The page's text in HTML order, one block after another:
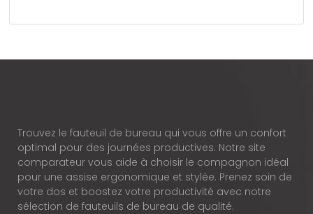
Trouvez le fauteuil de bureau qui vous offre un confort
optimal pour des journées productives. Notre site
comparateur vous aide à choisir le compagnon idéal
pour une assise ergonomique et stylée. Prenez soin de
votre dos et boostez votre productivité avec notre
sélection de fauteuils de bureau de qualité.